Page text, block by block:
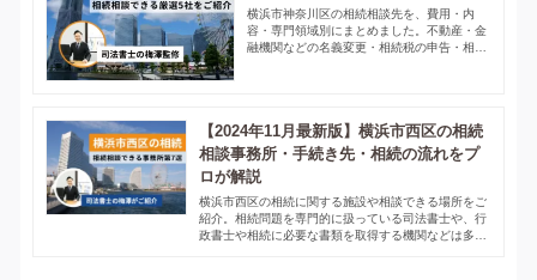
横浜市神奈川区の相続相談先を、費用・内
容・専門領域別にまとめました。不動産・金
融機関などの名義変更・相続税の申告・相続
【2024年11月最新版】横浜市西区の相続
相談事務所・手続き先・相続の流れをプ
ロが解説
横浜市西区の相続に関する施設や相談できる場所をご
紹介。相続問題を専門的に扱っている司法書士や、行
政書士や相続に必要な書類を取得する機関などは多く